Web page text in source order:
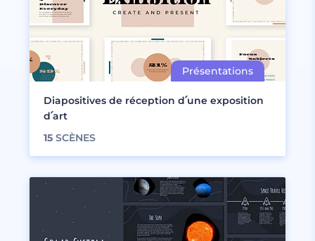
Diapositives de réception d՛une exposition
d՛art
15 SCÈNES